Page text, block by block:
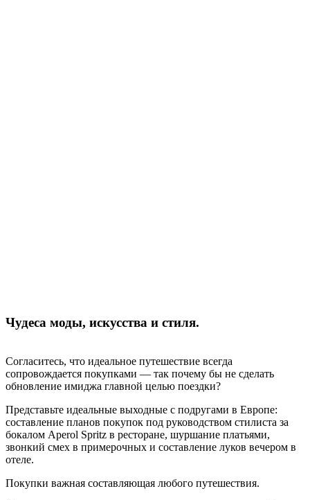
Чудеса моды, искусства и стиля.
Согласитесь, что идеальное путешествие всегда
сопровождается покупками — так почему бы не сделать
обновление имиджа главной целью поездки?
Представьте идеальные выходные с подругами в Европе:
составление планов покупок под руководством стилиста за
бокалом Aperol Spritz в ресторане, шуршание платьями,
звонкий смех в примерочных и составление луков вечером в
отеле.
Покупки важная составляющая любого путешествия.